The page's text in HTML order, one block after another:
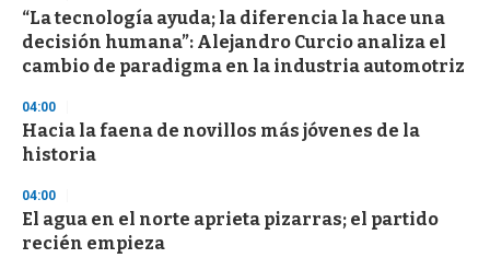
“La tecnología ayuda; la diferencia la hace una
decisión humana”: Alejandro Curcio analiza el
cambio de paradigma en la industria automotriz
04:00
Hacia la faena de novillos más jóvenes de la
historia
04:00
El agua en el norte aprieta pizarras; el partido
recién empieza